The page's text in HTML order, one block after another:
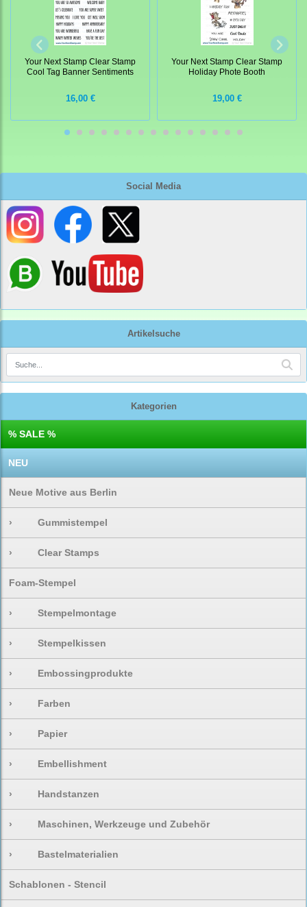
Social Media
Artikelsuche
Kategorien
% SALE %
NEU
Neue Motive aus Berlin
› Gummistempel
› Clear Stamps
Foam-Stempel
› Stempelmontage
› Stempelkissen
› Embossingprodukte
› Farben
› Papier
› Embellishment
› Handstanzen
› Maschinen, Werkzeuge und Zubehör
› Bastelmaterialien
Schablonen - Stencil
Your Next Stamp Clear Stamp
Cool Tag Banner Sentiments
16,00 €
Your Next Stamp Clear Stamp
Holiday Phote Booth
19,00 €